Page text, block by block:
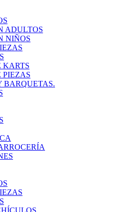
ADULTOS
NIÑOS
KARTS
PIEZAS
BARQUETAS.